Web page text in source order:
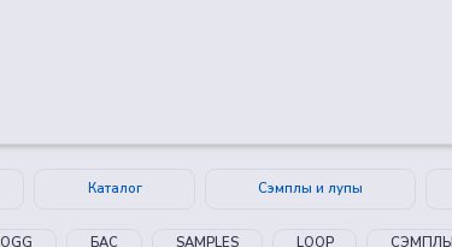
Каталог Сэмплы и лупы
OGG БАС SAMPLES LOOP СЭМПЛЫ